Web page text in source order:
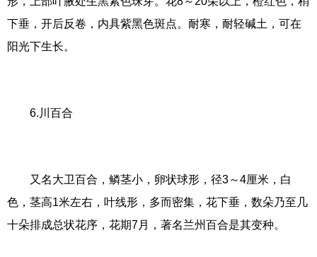
下垂，开后反卷，内具紫黑色斑点。耐寒，耐轻碱土，可在
阳光下生长。
6.川百合
又名大卫百合，鳞茎小，卵状球形，径3～4厘米，白
色，茎高1米左右，叶线形，多而密集，花下垂，数朵乃至几
十朵排成总状花序，花期7月，著名兰州百合是其变种。